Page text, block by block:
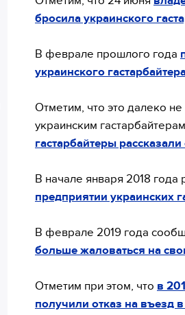
бросила украинского
В феврале прошлого года
украинского
Отметим, что это далеко
украинским
гастарбайтеры
В начале января 2018 года
предприятии украинских
В феврале 2019 года
больше жаловаться на
Отметим при этом, что в
получили отказ на въезд